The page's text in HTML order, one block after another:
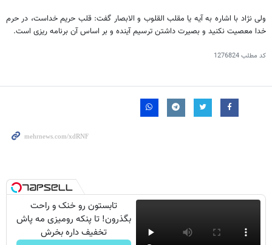
ولی نژاد با اشاره به آیه یا مقلب القلوب و الابصار گفت: قلب حریم خداست، در حرم
خدا معصیت نکنید و بصیرت داشتن ترسیم آینده و بر اساس آن برنامه ریزی است.
کد مطلب1276824
تابستون رو خنک و راحت
بگذرون! تا پنکه رومیزی مه پاش
تخفیف داره بخرش